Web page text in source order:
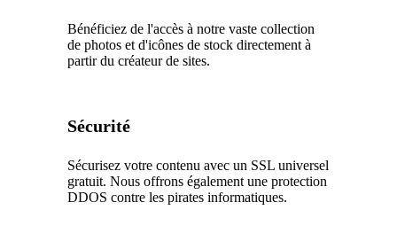
Bénéficiez de l'accès à notre vaste collection
de photos et d'icônes de stock directement à
partir du créateur de sites.
Sécurité
Sécurisez votre contenu avec un SSL universel
gratuit. Nous offrons également une protection
DDOS contre les pirates informatiques.